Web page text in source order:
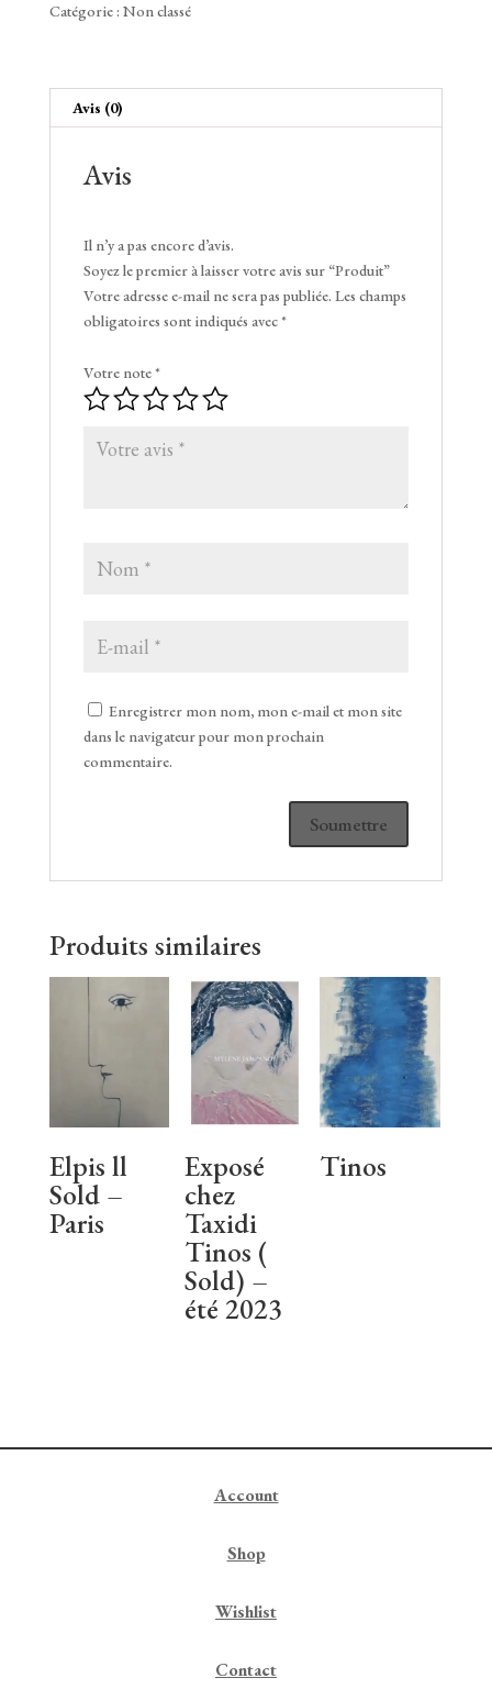
Catégorie : Non classé
Avis (0)
Avis
Il n’y a pas encore d’avis.
Soyez le premier à laisser votre avis sur “Produit”
Votre adresse e-mail ne sera pas publiée. Les champs
obligatoires sont indiqués avec*
Votre note*
Enregistrer mon nom, mon e-mail et mon site
dans le navigateur pour mon prochain
commentaire.
Produits similaires
Elpis ll
Sold –
Paris
Exposé
chez
Taxidi
Tinos (
Sold) –
été 2023
Tinos
Account
Shop
Wishlist
Contact